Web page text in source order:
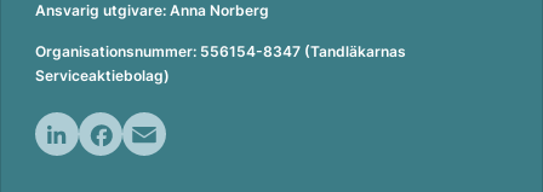
Ansvarig utgivare: Anna Norberg
Organisationsnummer: 556154-8347 (Tandläkarnas
Serviceaktiebolag)